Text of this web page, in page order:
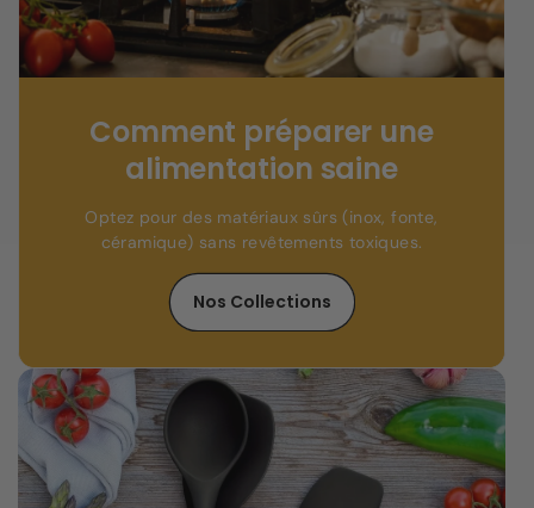
Comment préparer une
alimentation saine
Optez pour des matériaux sûrs (inox, fonte,
céramique) sans revêtements toxiques.
Nos Collections